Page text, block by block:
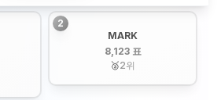
2
MARK
8,123 표
🥈2위